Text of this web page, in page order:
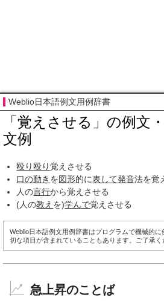
Weblio日本語例文用例辞書
「覚えさせる」の例文
文例
殴り 殴り覚えさせる
口の動き を図形的に表して発音法を覚
人の言行から覚えさせる
(人の教え を)学んで覚えさせる
Weblio日本語例文用例辞書はプログラムで機械的
切な項目が含まれていることもあります。ご了承く
急上昇のことば